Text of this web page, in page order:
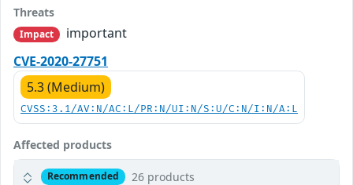
Threats
Impact
important
CVE-2020-27751
5.3 (Medium)
CVSS:3.1/AV:N/AC:L/PR:N/UI:N/S:U/C:N/I:N/A:L
Affected products
Recommended 26 products